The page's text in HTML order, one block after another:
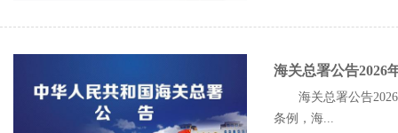
海关总署公告2026
海关总署公告
条例，海...